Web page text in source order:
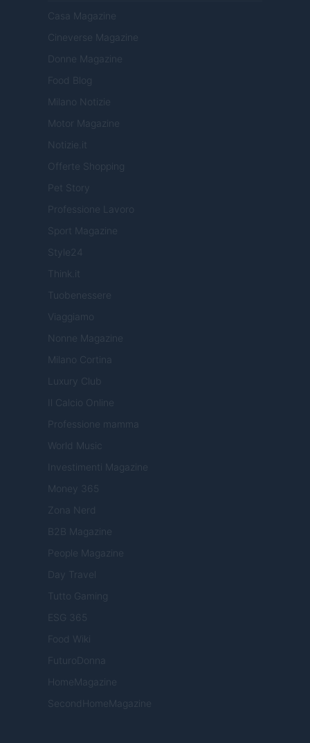
Casa Magazine
Cineverse Magazine
Donne Magazine
Food Blog
Milano Notizie
Motor Magazine
Notizie.it
Offerte Shopping
Pet Story
Professione Lavoro
Sport Magazine
Style24
Think.it
Tuobenessere
Viaggiamo
Nonne Magazine
Milano Cortina
Luxury Club
Il Calcio Online
Professione mamma
World Music
Investimenti Magazine
Money 365
Zona Nerd
B2B Magazine
People Magazine
Day Travel
Tutto Gaming
ESG 365
Food Wiki
FuturoDonna
HomeMagazine
SecondHomeMagazine